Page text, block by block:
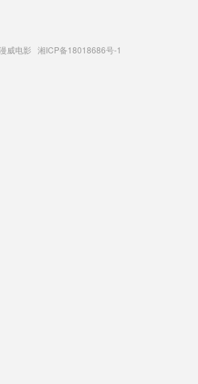
威电影 湘ICP备18018686号-1